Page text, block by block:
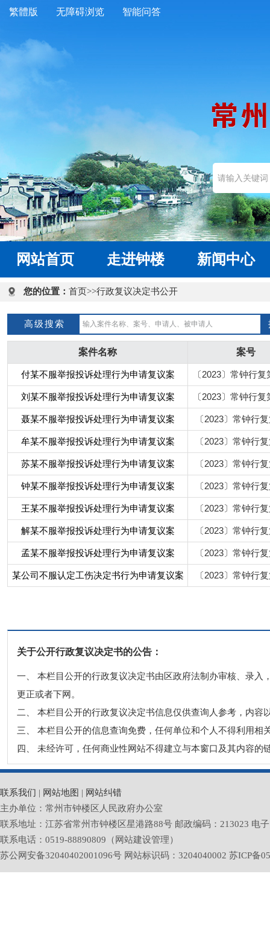
繁體版 无障碍浏览 智能问答
网站首页 走进钟楼 新闻中心
您的位置： 首页>>行政复议决定书公开
高级搜索
案件名称 案号
付某不服举报投诉处理行为申请复议案 〔2023〕常钟行复
刘某不服举报投诉处理行为申请复议案 〔2023〕常钟行复
聂某不服举报投诉处理行为申请复议案 〔2023〕常钟行
牟某不服举报投诉处理行为申请复议案 〔2023〕常钟行
苏某不服举报投诉处理行为申请复议案 〔2023〕常钟行
钟某不服举报投诉处理行为申请复议案 〔2023〕常钟行
王某不服举报投诉处理行为申请复议案 〔2023〕常钟行
解某不服举报投诉处理行为申请复议案 〔2023〕常钟行
孟某不服举报投诉处理行为申请复议案 〔2023〕常钟行
某公司不服认定工伤决定书行为申请复议案 〔2023〕常钟行
关于公开行政复议决定书的公告：
一、 本栏目公开的行政复议决定书由区政府法制办审核、录
更正或者下网。
二、 本栏目公开的行政复议决定书信息仅供查询人参考，内
三、 本栏目公开的信息查询免费，任何单位和个人不得利用相
四、 未经许可，任何商业性网站不得建立与本窗口及其内容
联系我们 | 网站地图 | 网站纠错
主办单位：常州市钟楼区人民政府办公室
联系地址：江苏省常州市钟楼区星港路88号 邮政编码：213023 电
联系电话：0519-88890809（网站建设管理）
苏公网安备32040402001096号 网站标识码：3204040002 苏ICP备